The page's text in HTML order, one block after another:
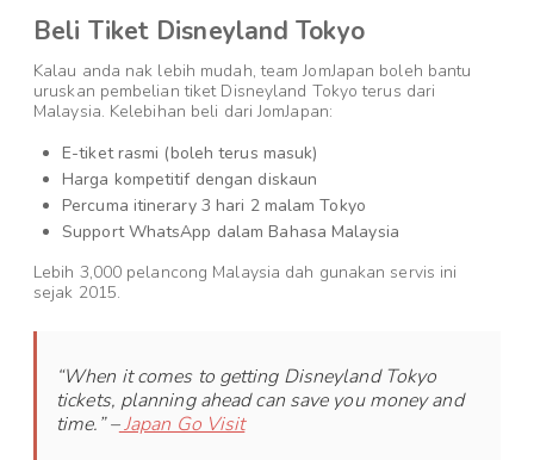
Beli Tiket Disneyland Tokyo
Kalau anda nak lebih mudah, team JomJapan boleh bantu
uruskan pembelian tiket Disneyland Tokyo terus dari
Malaysia. Kelebihan beli dari JomJapan:
E-tiket rasmi (boleh terus masuk)
Harga kompetitif dengan diskaun
Percuma itinerary 3 hari 2 malam Tokyo
Support WhatsApp dalam Bahasa Malaysia
Lebih 3,000 pelancong Malaysia dah gunakan servis ini
sejak 2015.
“When it comes to getting Disneyland Tokyo
tickets, planning ahead can save you money and
time.” –Japan Go Visit